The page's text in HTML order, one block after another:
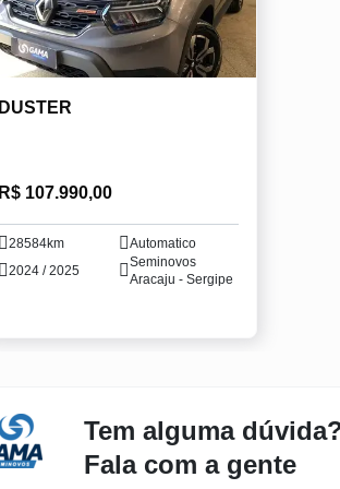
DUSTER
R$ 107.990,00
28584km
Automatico
2024 / 2025
Seminovos
Aracaju - Sergipe
Tem alguma
Fala com a gente